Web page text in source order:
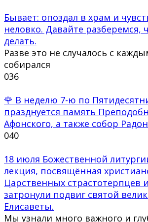
Бывает: опоздал в храм и
неловко. Давайте разберемся,
делать.
Разве это не случалось с
собирался
036
🌹 В неделю 7-ю по
празднуется память
Афонского, а также собор
040
18 июля Божественной
лекция, посвящённая
Царственных страстотерпцев
затронули подвиг святой
Елисаветы.
Мы узнали много важного и